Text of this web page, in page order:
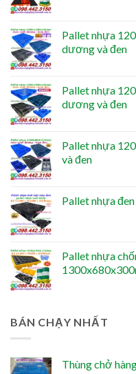
Pallet nhựa
dương và đen
Pallet nhựa
dương và đen
Pallet nhựa
và đen
Pallet nhựa
Pallet nhựa
BÁN CHẠY NHẤT
Thùng chở